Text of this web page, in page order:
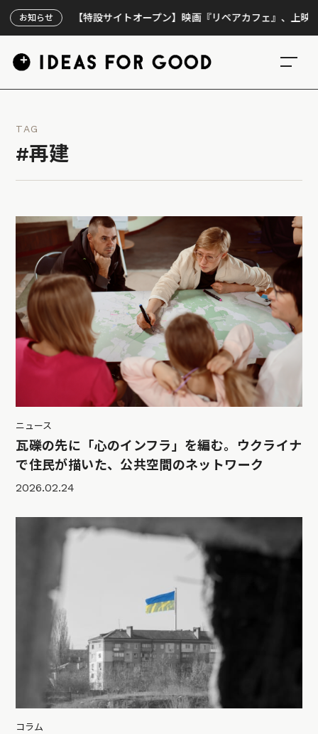
お知らせ【特設サイトオープン】映画『リペアカフェ』、上映300回
TAG
#再建
ニュース
瓦礫の先に「心のインフラ」を編む。ウクライナ
で住民が描いた、公共空間のネットワーク
2026.02.24
コラム